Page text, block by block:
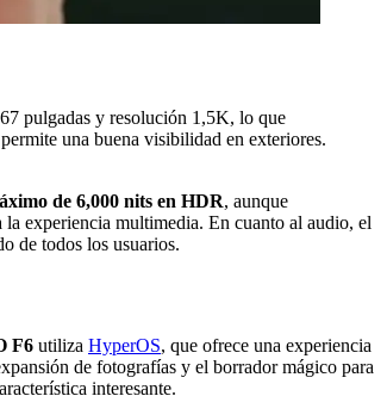
pulgadas y resolución 1,5K, lo que
permite una buena visibilidad en exteriores.
de 6,000 nits en HDR, aunque
experiencia multimedia. En cuanto al audio, el
de todos los usuarios.
F6 utiliza HyperOS, que ofrece una experiencia
de fotografías y el borrador mágico para
interesante.